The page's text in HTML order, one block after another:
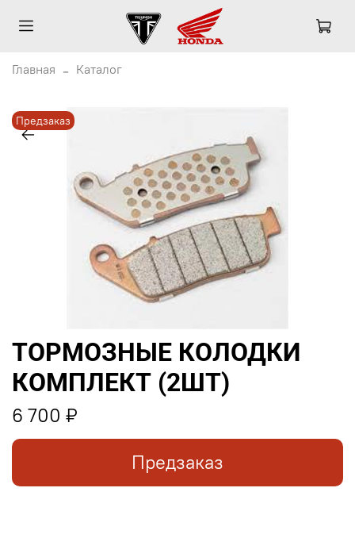
Главная Каталог
Предзаказ
ТОРМОЗНЫЕ КОЛОДКИ
КОМПЛЕКТ (2ШТ)
6 700 ₽
Предзаказ